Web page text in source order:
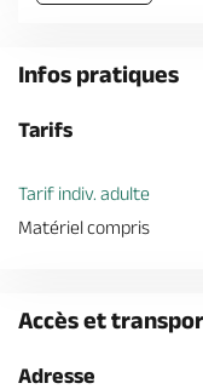
Brochures & Cartes
Infos pratiques
Tarifs
Tarif indiv. adulte
Matériel compris
Accès et
Adresse